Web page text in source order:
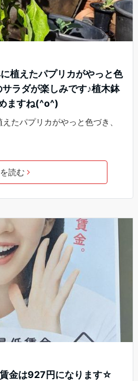
植えたパプリカがやっと色
ラダが楽しみです♪植木鉢
ますね(^o^)
たパプリカがやっと色づき、
読む
金は927円になります☆